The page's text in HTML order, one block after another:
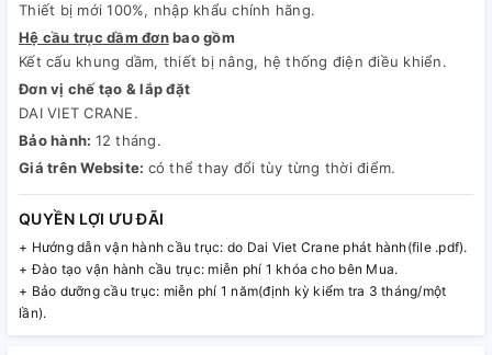
Thiết bị mới 100%, nhập khẩu chính hãng.
Hệ cầu trục dầm đơnbao gồm
Kết cấu khung dầm, thiết bị nâng, hệ thống điện điều khiển.
Đơn vị chế tạo & lắp đặt
DAI VIET CRANE.
Bảo hành: 12 tháng.
Giá trên Website: có thể thay đổi tùy từng thời điểm.
QUYỀN LỢI ƯU ĐÃI
+ Hướng dẫn vận hành cầu trục: do Dai Viet Crane phát hành(file .pdf).
+ Đào tạo vận hành cầu trục: miễn phí 1 khóa cho bên Mua.
+ Bảo dưỡng cầu trục: miễn phí 1 năm(định kỳ kiểm tra 3 tháng/một
lần).